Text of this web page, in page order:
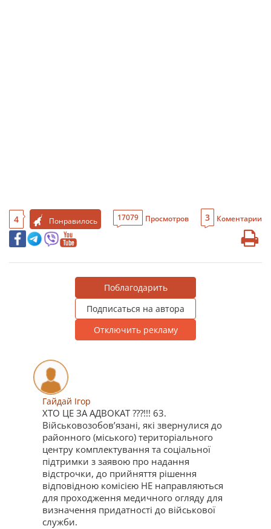
4 Понравилось 17079 Просмотров 3 Коментарии
Поблагодарить
Подписаться на автора
Отключить рекламу
Гайдай Ігор
ХТО ЦЕ ЗА АДВОКАТ ???!!! 63.
Військовозобов’язані, які звернулися до
районного (міського) територіального
центру комплектування та соціальної
підтримки з заявою про надання
відстрочки, до прийняття рішення
відповідною комісією НЕ направляються
для проходження медичного огляду для
визначення придатності до військової
служби.